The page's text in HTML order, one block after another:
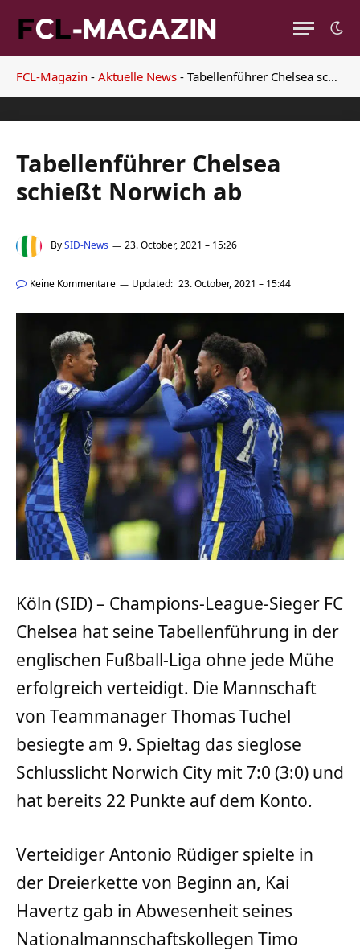
FCL-Magazin - Aktuelle News - Tabellenführer Chelsea schießt Norwich ab
Tabellenführer Chelsea
schießt Norwich ab
BySID-News 23. October, 2021 – 15:26
Keine Kommentare Updated: 23. October, 2021 – 15:44
Köln (SID) – Champions-League-Sieger FC
Chelsea hat seine Tabellenführung in der
englischen Fußball-Liga ohne jede Mühe
erfolgreich verteidigt. Die Mannschaft
von Teammanager Thomas Tuchel
besiegte am 9. Spieltag das sieglose
Schlusslicht Norwich City mit 7:0 (3:0) und
hat bereits 22 Punkte auf dem Konto.
Verteidiger Antonio Rüdiger spielte in
der Dreierkette von Beginn an, Kai
Havertz gab in Abwesenheit seines
Nationalmannschaftskollegen Timo